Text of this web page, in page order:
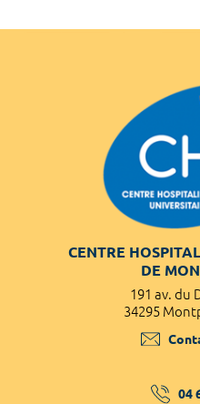
CENTRE
DE
191 av. du
34295
04